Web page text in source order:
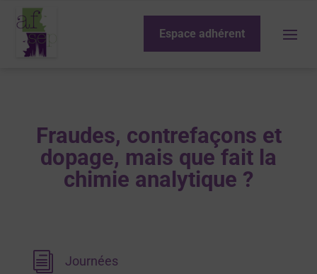
Espace adhérent
Fraudes, contrefaçons et
dopage, mais que fait la
chimie analytique ?
i Journées